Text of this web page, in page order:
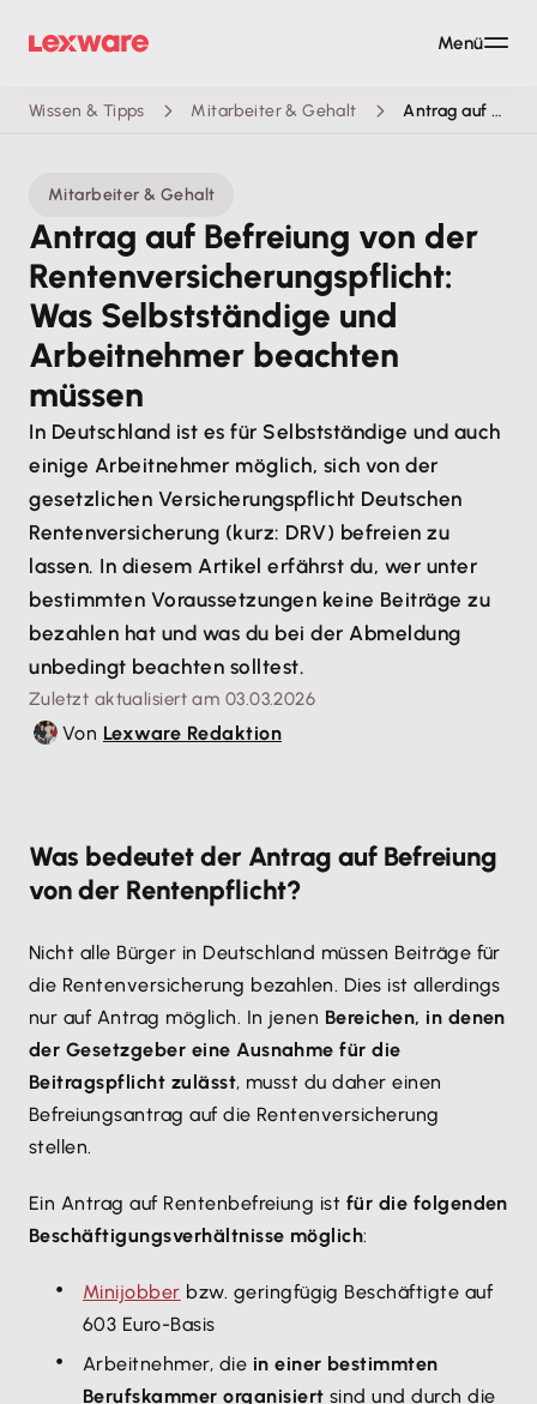
Wissen & Tipps Mitarbeiter & Gehalt Antrag auf Befreiung von der Rentenversicherungspflicht: Was Selbstständige und Arbeitnehmer beachten müssen
Mitarbeiter & Gehalt
Antrag auf Befreiung von der
Rentenversicherungspflicht:
Was Selbstständige und
Arbeitnehmer beachten
müssen
In Deutschland ist es für Selbstständige und auch
einige Arbeitnehmer möglich, sich von der
gesetzlichen Versicherungspflicht Deutschen
Rentenversicherung (kurz: DRV) befreien zu
lassen. In diesem Artikel erfährst du, wer unter
bestimmten Voraussetzungen keine Beiträge zu
bezahlen hat und was du bei der Abmeldung
unbedingt beachten solltest.
Zuletzt aktualisiert am 03.03.2026
Von Lexware Redaktion
Was bedeutet der Antrag auf Befreiung
von der Rentenpflicht?
Nicht alle Bürger in Deutschland müssen Beiträge für
die Rentenversicherung bezahlen. Dies ist allerdings
nur auf Antrag möglich. In jenen Bereichen, in denen
der Gesetzgeber eine Ausnahme für die
Beitragspflicht zulässt, musst du daher einen
Befreiungsantrag auf die Rentenversicherung
stellen.
Ein Antrag auf Rentenbefreiung ist für die folgenden
Beschäftigungsverhältnisse möglich:
Minijobber bzw. geringfügig Beschäftigte auf
603 Euro-Basis
Arbeitnehmer, die in einer bestimmten
Berufskammer organisiert sind und durch die
Menü